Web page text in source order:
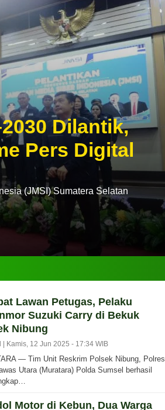
Dilantik,
Pers Digital
(JMSI) Sumatera Selatan
Lawan Petugas, Pelaku
Suzuki Carry di Bekuk
Nibung
Kamis, 12 Jun 2025 - 17:34 WIB
— Tim Unit Reskrim Polsek Nibung, Polres
Utara (Muratara) Polda Sumsel berhasil
Motor di Kebun, Dua Warga